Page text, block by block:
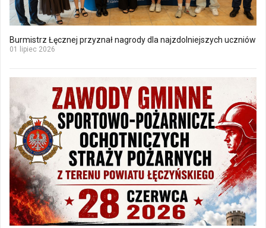
Burmistrz Łęcznej przyznał nagrody dla najzdolniejszych uczniów
01 lipiec 2026